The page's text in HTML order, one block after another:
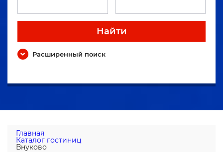
Найти
Расширенный поиск
Главная
Каталог гостиниц
Внуково